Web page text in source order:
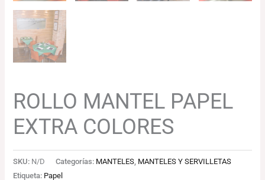
ROLLO MANTEL PAPEL
EXTRA COLORES
SKU: N/D Categorías: MANTELES MANTELES Y SERVILLETAS
Etiqueta: Papel